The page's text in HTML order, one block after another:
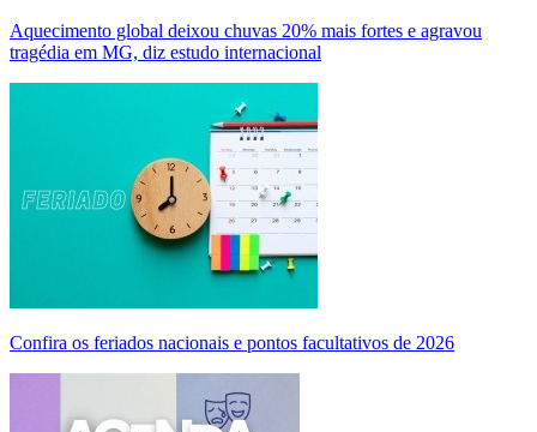
Aquecimento global deixou chuvas 20% mais fortes e agravou
tragédia em MG, diz estudo internacional
Confira os feriados nacionais e pontos facultativos de 2026